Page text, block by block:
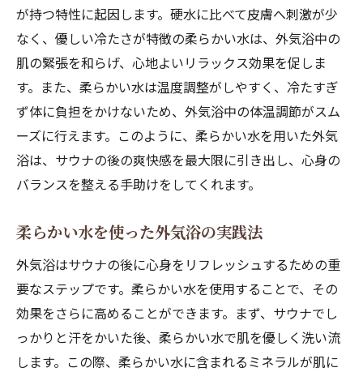
が持つ特性に起因します。硬水に比べて皮膚へ刺激が少
なく、優しい冷たさが特徴の柔らかい水は、外気浴中の
肌の緊張を和らげ、心地よいリラックス効果を促しま
す。また、柔らかい水は温度調整がしやすく、冷たすぎ
ず体に負担をかけないため、外気浴中の体温調節がスム
ーズに行えます。このように、柔らかい水を用いた外気
浴は、サウナの後の爽快感を最大限に引き出し、心身の
バランスを整える手助けをしてくれます。
柔らかい水を使った外気浴の実践法
外気浴はサウナの後に心身をリフレッシュするための重
要なステップです。柔らかい水を使用することで、その
効果をさらに高めることができます。まず、サウナでし
っかりと汗をかいた後、柔らかい水で肌を優しく洗い流
します。この際、柔らかい水に含まれるミネラルが肌に